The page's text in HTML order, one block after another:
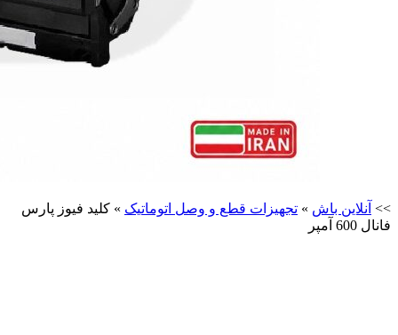
>> آنلاین باش » تجهیزات قطع و وصل اتوماتیک » کلید فیوز پارس
فانال 600 آمپر